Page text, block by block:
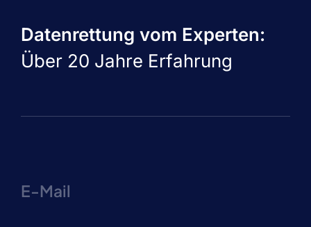
Datenrettung vom Experten:
Über 20 Jahre Erfahrung
E-Mail